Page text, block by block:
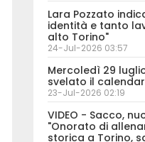
Lara Pozzato
identità e tanto
alto Torino"
24-Jul-2026 03:57
Mercoledì 29
svelato il
23-Jul-2026 02:19
VIDEO - Sacco,
"Onorato di
storica a Torino,